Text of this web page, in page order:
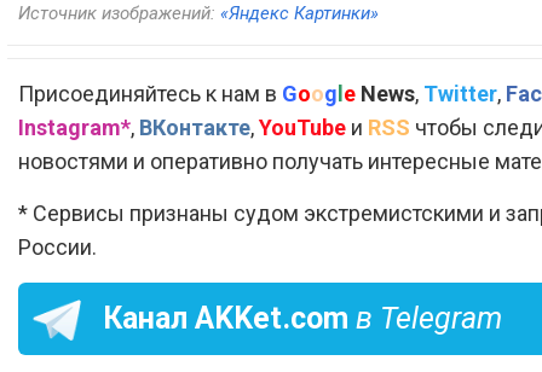
Источник изображений: «Яндекс Картинки»
Присоединяйтесь к нам в Google News, Twitter,
Instagram*, ВКонтакте,YouTube и RSS чтобы
новостями и оперативно получать интересные
* Сервисы признаны судом экстремистскими и
России.
Канал AKKet.com в Telegram